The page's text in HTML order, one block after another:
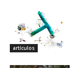
artículos